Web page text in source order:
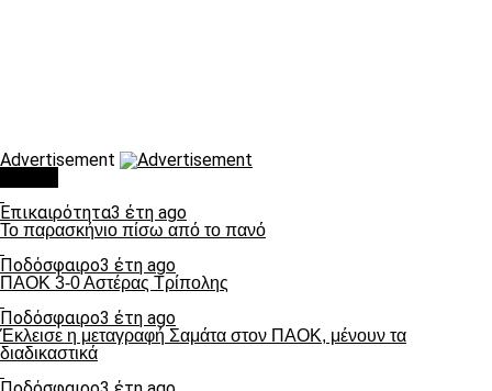
Advertisement
Επικαιρότητα3 έτη ago
Το παρασκήνιο πίσω από το πανό
Ποδόσφαιρο3 έτη ago
ΠΑΟΚ 3-0 Αστέρας Τρίπολης
Ποδόσφαιρο3 έτη ago
Έκλεισε η μεταγραφή Σαμάτα στον ΠΑΟΚ, μένουν τα
διαδικαστικά